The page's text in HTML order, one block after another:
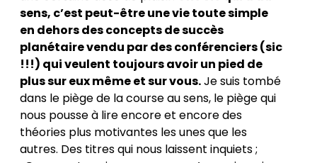
sens, c’est peut-être une vie toute simple
en dehors des concepts de succès
planétaire vendu par des conférenciers (sic
!!!) qui veulent toujours avoir un pied de
plus sur eux même et sur vous.Je suis tombé
dans le piège de la course au sens, le piège qui
nous pousse à lire encore et encore des
théories plus motivantes les unes que les
autres. Des titres qui nous laissent inquiets ;